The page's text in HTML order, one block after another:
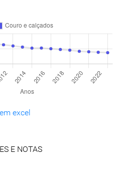
excel
E NOTAS